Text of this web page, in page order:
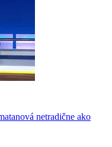
netradične ako